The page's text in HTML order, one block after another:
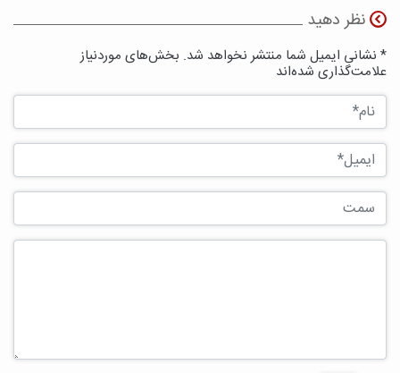
نظر دهید
* نشانی ایمیل شما منتشر نخواهد شد. بخش‌های موردنیاز
علامت‌گذاری شده‌اند